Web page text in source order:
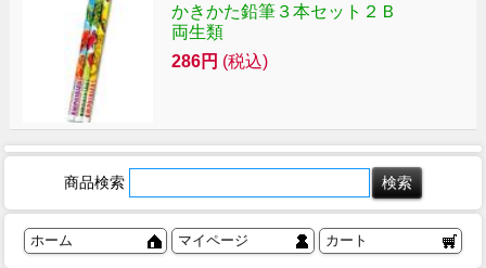
かきかた鉛筆３本セット２Ｂ
両生類
286円 (税込)
商品検索
ホーム マイページ カート